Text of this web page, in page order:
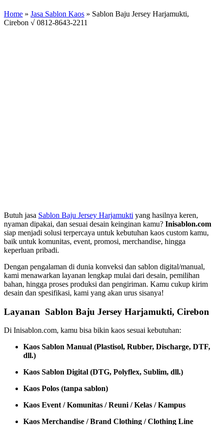
Home » Jasa Sablon Kaos » Sablon Baju Jersey Harjamukti,
Cirebon √ 0812-8643-2211
Butuh jasa Sablon Baju Jersey Harjamukti yang hasilnya keren,
nyaman dipakai, dan sesuai desain keinginan kamu? Inisablon.com
siap menjadi solusi terpercaya untuk kebutuhan kaos custom kamu,
baik untuk komunitas, event, promosi, merchandise, hingga
keperluan pribadi.
Dengan pengalaman di dunia konveksi dan sablon digital/manual,
kami menawarkan layanan lengkap mulai dari desain, pemilihan
bahan, hingga proses produksi dan pengiriman. Kamu cukup kirim
desain dan spesifikasi, kami yang akan urus sisanya!
Layanan Sablon Baju Jersey Harjamukti, Cirebon
Di Inisablon.com, kamu bisa bikin kaos sesuai kebutuhan:
Kaos Sablon Manual (Plastisol, Rubber, Discharge, DTF,
dll.)
Kaos Sablon Digital (DTG, Polyflex, Sublim, dll.)
Kaos Polos (tanpa sablon)
Kaos Event / Komunitas / Reuni / Kelas / Kampus
Kaos Merchandise / Brand Clothing / Clothing Line